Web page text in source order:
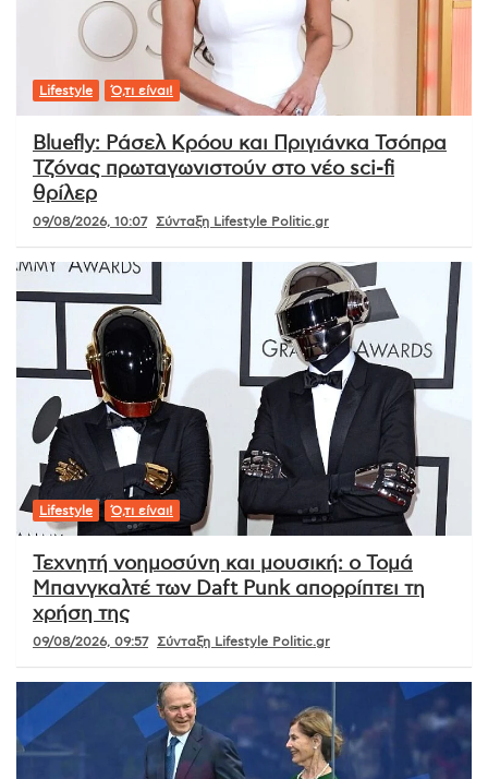
Lifestyle Ό,τι είναι!
Bluefly: Ράσελ Κρόου και Πριγιάνκα Τσόπρα
Τζόνας πρωταγωνιστούν στο νέο sci-fi
θρίλερ
09/08/2026, 10:07 Σύνταξη Lifestyle Politic.gr
Lifestyle Ό,τι είναι!
Τεχνητή νοημοσύνη και μουσική: ο Τομά
Μπανγκαλτέ των Daft Punk απορρίπτει τη
χρήση της
09/08/2026, 09:57 Σύνταξη Lifestyle Politic.gr